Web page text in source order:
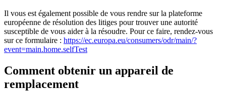
Il vous est également possible de vous rendre sur la plateforme
européenne de résolution des litiges pour trouver une autorité
susceptible de vous aider à la résoudre. Pour ce faire, rendez-vous
sur ce formulaire : https://ec.europa.eu/consumers/odr/main/?
event=main.home.selfTest
Comment obtenir un appareil de
remplacement